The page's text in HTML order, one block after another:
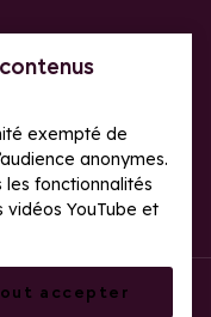
exempté de
anonymes.
fonctionnalités
YouTube et
accepter
Rosière